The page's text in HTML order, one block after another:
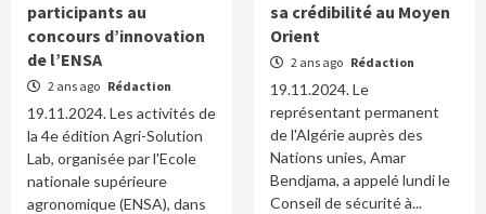
participants au
concours d’innovation
de l’ENSA
2 ans ago Rédaction
19.11.2024. Les activités de
la 4e édition Agri-Solution
Lab, organisée par l'Ecole
nationale supérieure
agronomique (ENSA), dans
sa crédibilité au Moyen
Orient
2 ans ago Rédaction
19.11.2024. Le
représentant permanent
de l'Algérie auprès des
Nations unies, Amar
Bendjama, a appelé lundi le
Conseil de sécurité à...